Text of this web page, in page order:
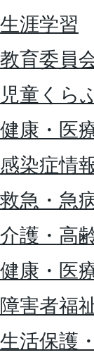
生涯学習
教育委員
児童くら
健康・医
感染症情
救急・急
介護・高
健康・医
障害者福
生活保護